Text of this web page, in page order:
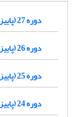
دوره 27 (پاییز 1403- 1404)
دوره 26 (پاییز1402- 1403)
دوره 25 (پاییز 1401-1402)
دوره 24 (پاییز1401-1400)